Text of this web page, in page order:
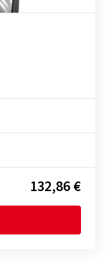
132,86 €